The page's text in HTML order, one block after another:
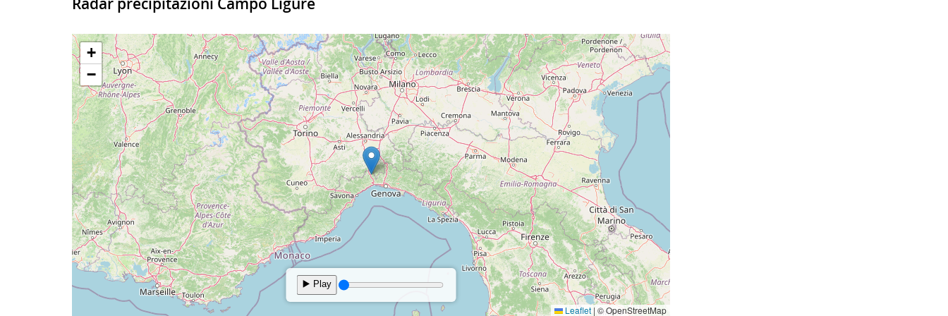
20 - 02 Poco nuvoloso 24°
3 km/h - NO
Bava di vento
68% 1018 hPa
02 - 08 Sereno 25°
6 km/h - NO
Bava di vento
68% 1019 hPa
08 - 14 Sereno 32° 0.1 mm
2 km/h - SE
Bava di vento
49% 1019 hPa
14 - 20 Parzialmente nuvoloso 29° 0.5 mm
4 km/h - N
Bava di vento
61% 1018 hPa
Lunedi 10 Agosto 2026 06:22 20:38 Durata del giorno: 14:16
Periodo Previsioni Temperature Precipitazioni Vento Umidità Pressione
20 - 02 Poco nuvoloso 24°
1 km/h - NO
Bava di vento
69% 1017 hPa
02 - 08 Sereno 26°
3 km/h - NO
Bava di vento
71% 1017 hPa
11-12 Sereno 29°
13 km/h - SE
Brezza tesa
58% 3% 1017 hPa
12-13 Sereno 29°
13 km/h - SE
Brezza tesa
58% 18% 1016 hPa
13-14 Poco nuvoloso 29°
14 km/h - S
Brezza tesa
58% 32%
14-15 Poco nuvoloso 29°
15 km/h - S
Brezza tesa
59% 35% 1016 hPa
15-16 Poco nuvoloso 28°
15 km/h - S
Brezza tesa
62% 21%
16-17 Poco nuvoloso 28°
15 km/h - S
Brezza tesa
66% 24% 1015 hPa
17-18 Poco nuvoloso 27°
16 km/h - S
Brezza tesa
71% 8% 1015 hPa
18-19 Sereno 26°
16 km/h - S
Brezza tesa
77% 21% 1014 hPa